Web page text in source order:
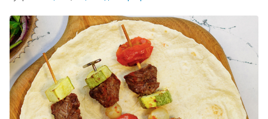
Плиты
Встраиваемая техника
Малая бытовая техника
Климатическая техника